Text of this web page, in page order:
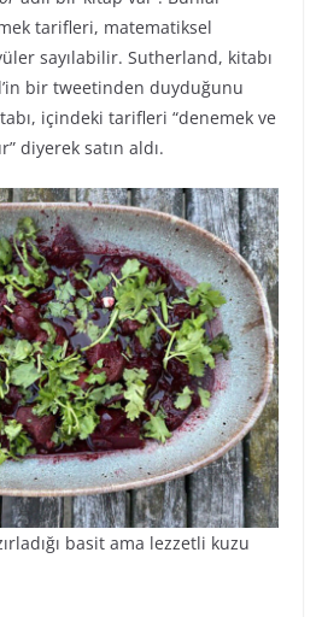
tarifleri, matematiksel
sayılabilir. Sutherland, kitabı
bir tweetinden duyduğunu
içindeki tarifleri “denemek ve
diyerek satın aldı.
basit ama lezzetli kuzu